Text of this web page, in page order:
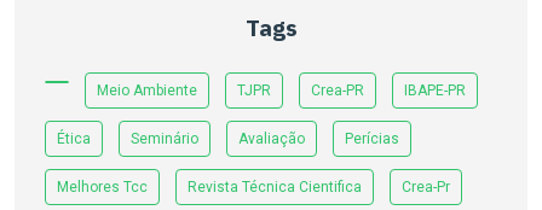
Tags
Meio Ambiente TJPR Crea-PR IBAPE-PR
Ética Seminário Avaliação Perícias
Melhores Tcc Revista Técnica Cientifica Crea-Pr